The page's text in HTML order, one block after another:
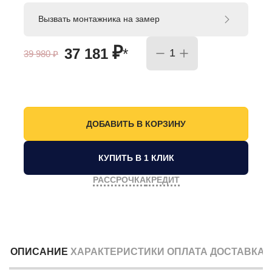
39 980₽ 37 181 ₽*
Вызвать монтажника на замер
КУПИТЬ В 1 КЛИК
РАССРОЧКАКРЕДИТ
ОПИСАНИЕ ХАРАКТЕРИСТИКИ ОПЛАТА ДОСТАВКА